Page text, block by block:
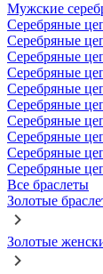
Мужские
Серебряные
Серебряные
Серебряные
Серебряные
Серебряные
Серебряные
Серебряные
Серебряные
Серебряные
Серебряные
Все браслеты
Золотые
Золотые